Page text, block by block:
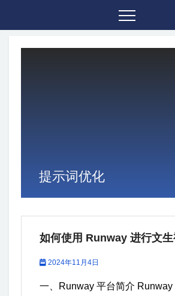
提示词优化
如何使用 Runway 进行文
2024年11月4日
一、Runway 平台简介 Runway